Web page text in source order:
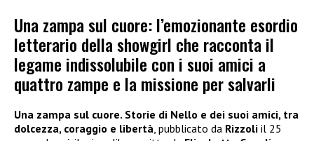
Una zampa sul cuore: l’emozionante esordio
letterario della showgirl che racconta il
legame indissolubile con i suoi amici a
quattro zampe e la missione per salvarli
Una zampa sul cuore. Storie di Nello e dei suoi amici, tra
dolcezza, coraggio e libertà, pubblicato da Rizzoli il 25